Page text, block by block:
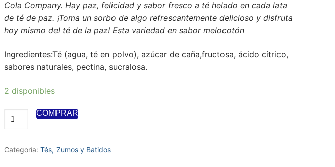
Cola Company. Hay paz, felicidad y sabor fresco a té helado en cada lata
de té de paz. ¡Toma un sorbo de algo refrescantemente delicioso y disfruta
hoy mismo del té de la paz! Esta variedad en sabor melocotón
Ingredientes:Té (agua, té en polvo), azúcar de caña,fructosa, ácido cítrico,
sabores naturales, pectina, sucralosa.
2 disponibles
COMPRAR
Categoría: Tés, Zumos y Batidos